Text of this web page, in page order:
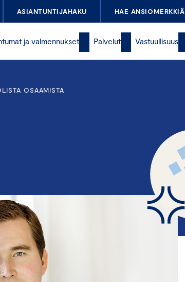
ASIANTUNTIJAHAKU HAE ANSIOMERKKIÄ
ja valmennukset Palvelut Vastuullisuus
OSAAMISTA